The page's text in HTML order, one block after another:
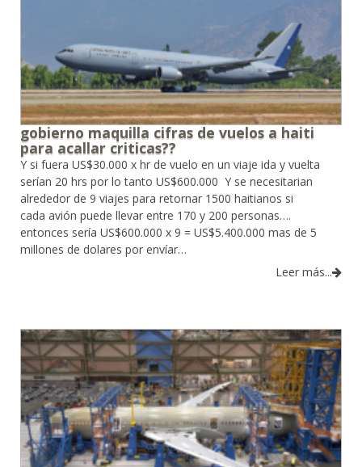
gobierno maquilla cifras de vuelos a haiti
para acallar criticas??
Y si fuera US$30.000 x hr de vuelo en un viaje ida y vuelta
serían 20 hrs por lo tanto US$600.000 Y se necesitarian
alrededor de 9 viajes para retornar 1500 haitianos si
cada avión puede llevar entre 170 y 200 personas….
entonces sería US$600.000 x 9 = US$5.400.000 mas de 5
millones de dolares por envíar…
Leer más...